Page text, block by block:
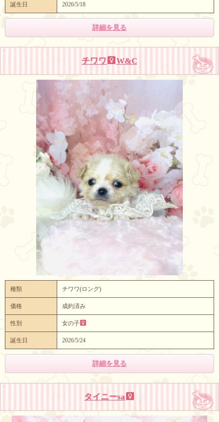
誕生日 2026/5/18
詳細を見る
チワワ W&C
種類 チワワ(ロング)
価格 成約済み
性別 女の子
誕生日 2026/5/24
詳細を見る
タイニーsa